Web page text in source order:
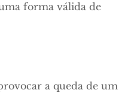
forma válida de
a queda de um